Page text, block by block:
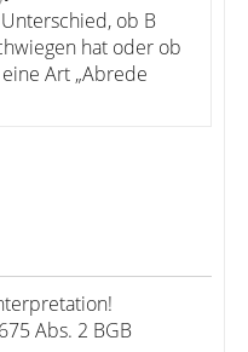
ob B
hat oder ob
Art „Abrede
Abs. 2 BGB